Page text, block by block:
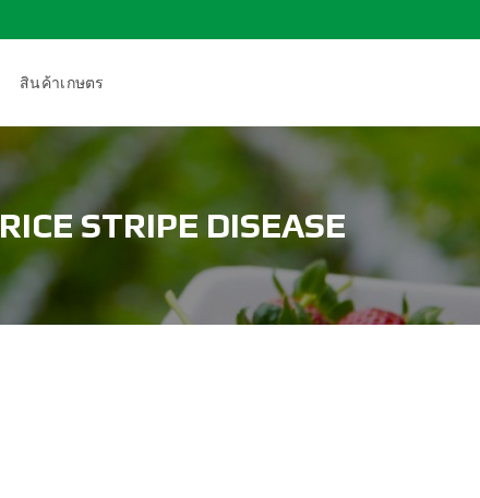
สินค้าเกษตร
RICE STRIPE DISEASE